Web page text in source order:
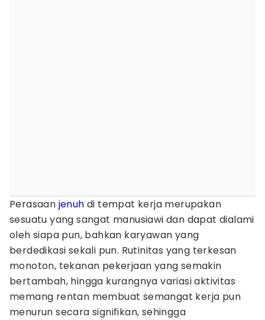
Perasaan jenuh di tempat kerja merupakan
sesuatu yang sangat manusiawi dan dapat dialami
oleh siapa pun, bahkan karyawan yang
berdedikasi sekali pun. Rutinitas yang terkesan
monoton, tekanan pekerjaan yang semakin
bertambah, hingga kurangnya variasi aktivitas
memang rentan membuat semangat kerja pun
menurun secara signifikan, sehingga